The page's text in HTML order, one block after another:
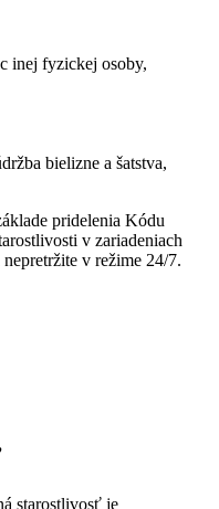
inej fyzickej osoby,
bielizne a šatstva,
pridelenia Kódu
v zariadeniach
v režime 24/7.
starostlivosť je